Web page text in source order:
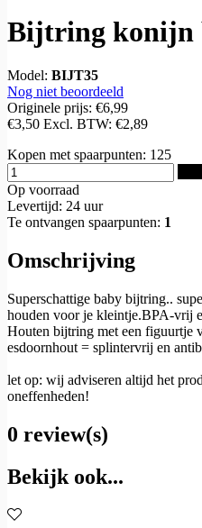
Bijtring konijn
Model: BIJT35
Nog niet beoordeeld
Originele prijs: €6,99
€3,50 Excl. BTW: €2,89
Kopen met spaarpunten: 125
Op voorraad
Levertijd: 24 uur
Te ontvangen spaarpunten: 1
Omschrijving
Superschattige baby bijtring..
houden voor je kleintje.BPA-vrij
Houten bijtring met een figuurtje
esdoornhout = splintervrij en
let op: wij adviseren altijd het
oneffenheden!
0 review(s)
Bekijk ook...